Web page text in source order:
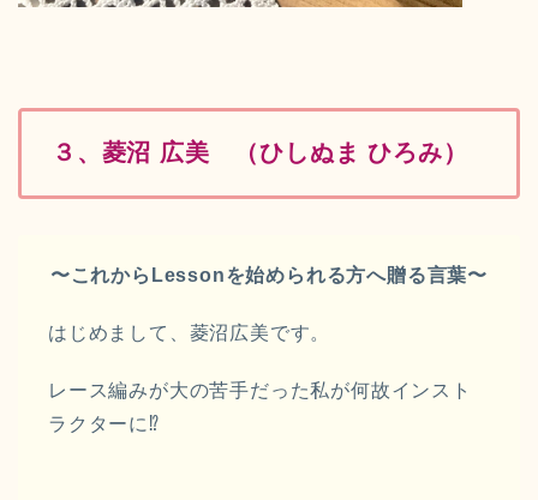
３、 菱沼 広美 （ひしぬま ひろみ）
〜これからLessonを始められる方へ贈る言葉〜
はじめまして、菱沼広美です。
レース編みが大の苦手だった私が何故インスト
ラクターに⁉︎